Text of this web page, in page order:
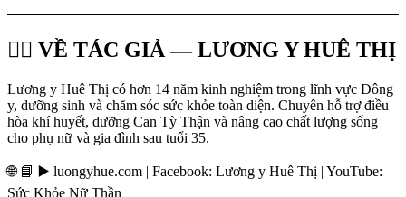
👩‍⚕️ VỀ TÁC GIẢ — LƯƠNG Y HUÊ THỊ
Lương y Huê Thị có hơn 14 năm kinh nghiệm trong lĩnh vực Đông
y, dưỡng sinh và chăm sóc sức khỏe toàn diện. Chuyên hỗ trợ điều
hòa khí huyết, dưỡng Can Tỳ Thận và nâng cao chất lượng sống
cho phụ nữ và gia đình sau tuổi 35.
🌐 📘 ▶️ luongyhue.com | Facebook: Lương y Huê Thị | YouTube:
Sức Khỏe Nữ Thần